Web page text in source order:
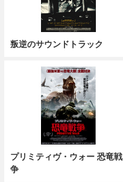
叛逆のサウンドトラック
プリミティヴ・ウォー 恐竜戦
争